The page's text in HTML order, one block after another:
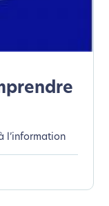
l’information